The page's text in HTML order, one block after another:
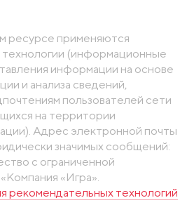
ресурсе применяются
(информационные
информации на основе
и анализа сведений,
пользователей сети
на территории
Адрес электронной почты
значимых сообщений:
с ограниченной
«Игра».
рекомендательных технологий